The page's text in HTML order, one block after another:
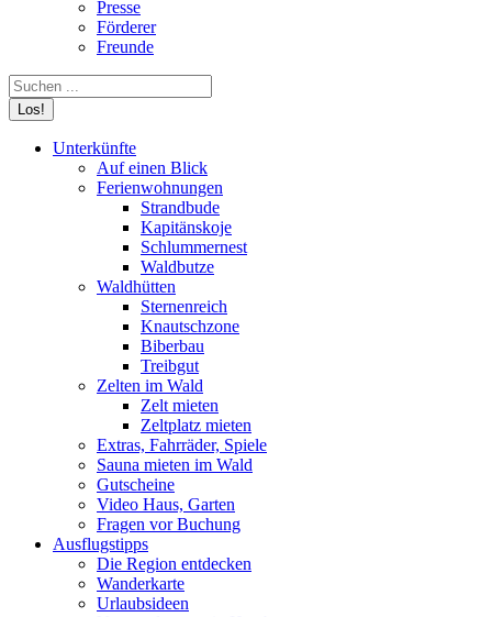
Presse
Förderer
Freunde
Search:
Unterkünfte
Auf einen Blick
Ferienwohnungen
Strandbude
Kapitänskoje
Schlummernest
Waldbutze
Waldhütten
Sternenreich
Knautschzone
Biberbau
Treibgut
Zelten im Wald
Zelt mieten
Zeltplatz mieten
Extras, Fahrräder, Spiele
Sauna mieten im Wald
Gutscheine
Video Haus, Garten
Fragen vor Buchung
Ausflugstipps
Die Region entdecken
Wanderkarte
Urlaubsideen